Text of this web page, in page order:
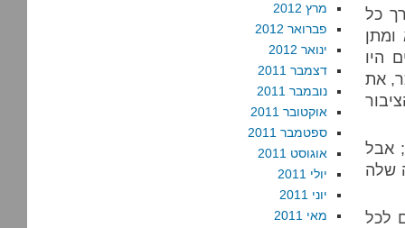
כל
ומתן
מהישראלים היו
את
ועכשיו יותר מ-70% מהציבור
אבל
שלה
לכל
מרץ 2012
פברואר 2012
ינואר 2012
דצמבר 2011
נובמבר 2011
אוקטובר 2011
ספטמבר 2011
אוגוסט 2011
יולי 2011
יוני 2011
מאי 2011